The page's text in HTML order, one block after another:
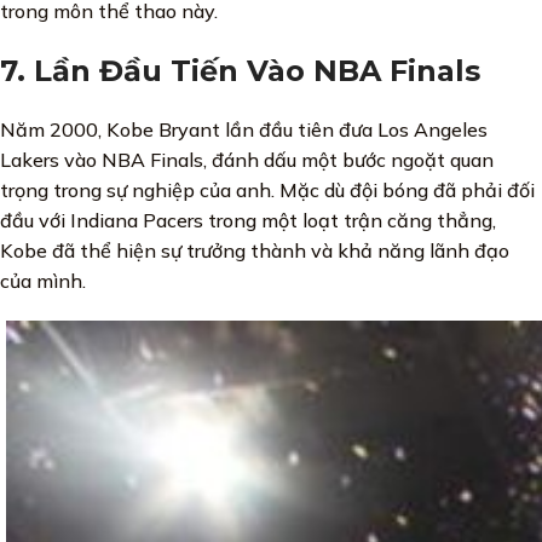
trong môn thể thao này.
7. Lần Đầu Tiến Vào NBA Finals
Năm 2000, Kobe Bryant lần đầu tiên đưa Los Angeles
Lakers vào NBA Finals, đánh dấu một bước ngoặt quan
trọng trong sự nghiệp của anh. Mặc dù đội bóng đã phải đối
đầu với Indiana Pacers trong một loạt trận căng thẳng,
Kobe đã thể hiện sự trưởng thành và khả năng lãnh đạo
của mình.